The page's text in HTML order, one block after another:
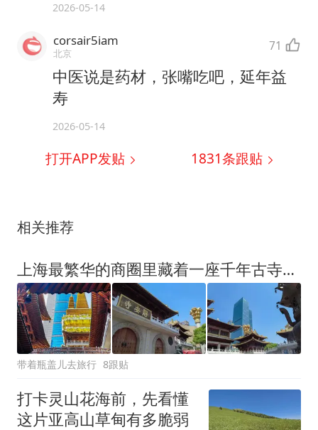
2026-05-14
corsair5iam
北京 71
中医说是药材，张嘴吃吧，延年益
寿
2026-05-14
打开APP发贴 1831条跟贴
相关推荐
上海最繁华的商圈里藏着一座千年古寺，被称为“中国最贵寺庙”？
带着瓶盖儿去旅行 8跟贴
打卡灵山花海前，先看懂
这片亚高山草甸有多脆弱